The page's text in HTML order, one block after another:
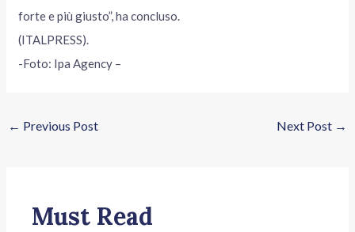
forte e più giusto”, ha concluso.
(ITALPRESS).
-Foto: Ipa Agency –
← Previous Post Next Post →
Must Read